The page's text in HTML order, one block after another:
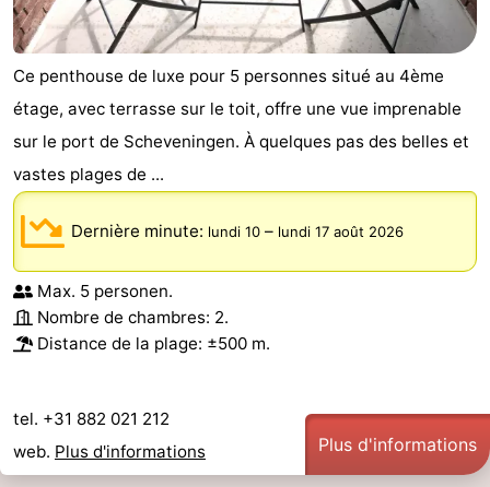
Ce penthouse de luxe pour 5 personnes situé au 4ème
étage, avec terrasse sur le toit, offre une vue imprenable
sur le port de Scheveningen. À quelques pas des belles et
vastes plages de ...
Dernière minute: lundi 10 – lundi 17 août 2026
Max. 5 personen.
Nombre de chambres: 2.
Distance de la plage: ±500 m.
tel. +31 882 021 212
web. Plus d'informations Plus d'informations